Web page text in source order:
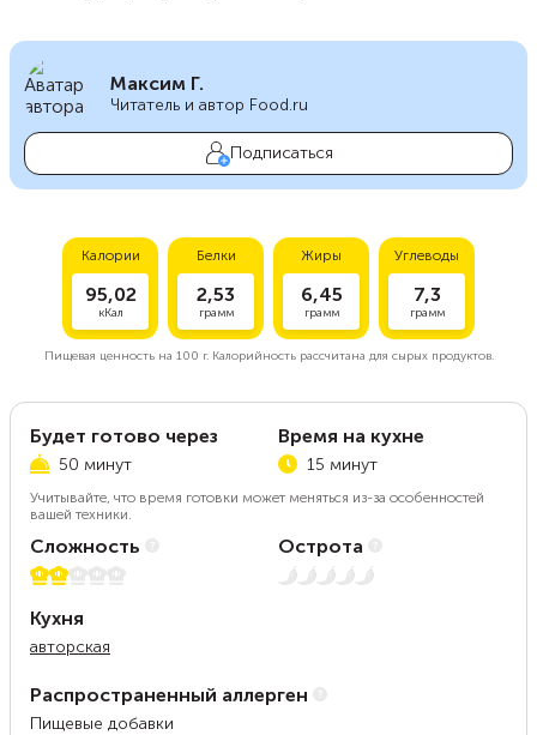
Максим Г.
Читатель и автор Food.ru
Подписаться
Калории
95,02
кКал
Белки
2,53
грамм
Жиры
6,45
грамм
Углеводы
7,3
грамм
Пищевая ценность на 100 г.Калорийность рассчитана для сырых продуктов.
Будет готово через
50 минут
Время на кухне
15 минут
Учитывайте, что время готовки может меняться из-за особенностей
вашей техники.
Сложность
2 из 5
Острота
Нет остроты
Кухня
авторская
Распространенный аллерген
Пищевые добавки